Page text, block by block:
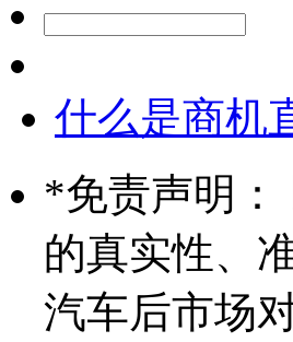
什么是商机
*免责声明
的真实性、
汽车后市场